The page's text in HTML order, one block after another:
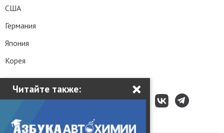
Читайте также: ×
США
Германия
Япония
Корея